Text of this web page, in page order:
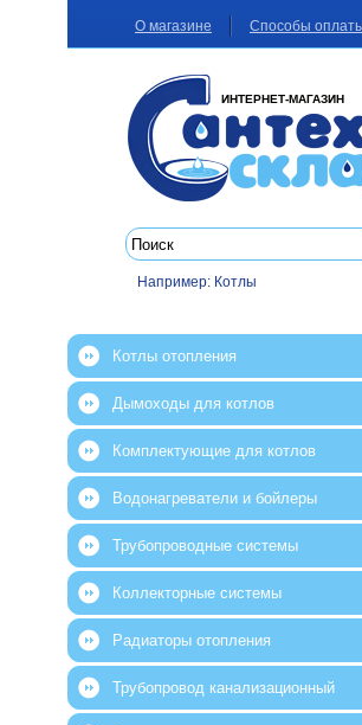
О магазине Способы
ИНТЕРНЕТ-МАГАЗИН
Например: Котлы
Котлы отопления
Дымоходы для котлов
Комплектующие для котлов
Водонагреватели и бойлеры
Трубопроводные системы
Коллекторные системы
Радиаторы отопления
Трубопровод канализационный